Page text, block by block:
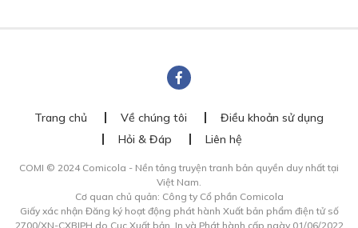
Trang chủ Về chúng tôi
Điều khoản sử dụng
Hỏi & Đáp
Liên hệ
COMI © 2024 Comicola - Nền tảng truyện tranh bản quyền duy nhất tại
Việt Nam.
Cơ quan chủ quản: Công ty Cổ phần Comicola
Giấy xác nhận Đăng ký hoạt động phát hành Xuất bản phẩm điện tử số
2700/XN-CXBIPH do Cục Xuất bản, In và Phát hành cấp ngày 01/06/2022